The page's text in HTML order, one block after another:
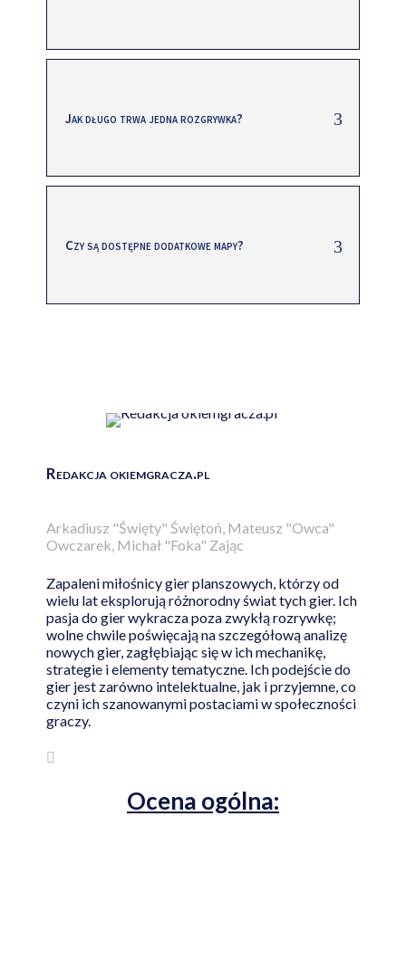
Jak długo trwa jedna rozgrywka?
Czy są dostępne dodatkowe mapy?
Redakcja okiemgracza.pl
Arkadiusz "Święty" Świętoń, Mateusz "Owca"
Owczarek, Michał "Foka" Zając
Zapaleni miłośnicy gier planszowych, którzy od
wielu lat eksplorują różnorodny świat tych gier. Ich
pasja do gier wykracza poza zwykłą rozrywkę;
wolne chwile poświęcają na szczegółową analizę
nowych gier, zagłębiając się w ich mechanikę,
strategie i elementy tematyczne. Ich podejście do
gier jest zarówno intelektualne, jak i przyjemne, co
czyni ich szanowanymi postaciami w społeczności
graczy.
Ocena ogólna: